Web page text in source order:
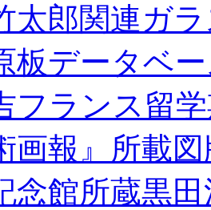
太郎関連ガ
板データベ
フランス留
画報』所載
念館所蔵黒